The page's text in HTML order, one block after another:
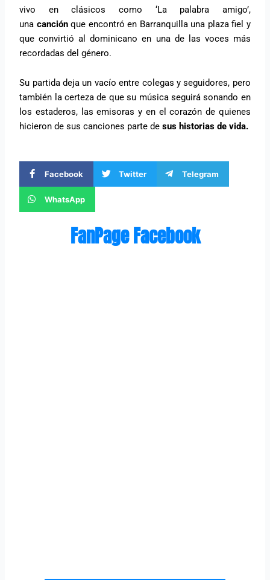
vivo en clásicos como ‘La palabra amigo’,
una canciónque encontró en Barranquilla una plaza fiel y
que convirtió al dominicano en una de las voces más
recordadas del género.
Su partida deja un vacío entre colegas y seguidores, pero
también la certeza de que su música seguirá sonando en
los estaderos, las emisoras y en el corazón de quienes
hicieron de sus canciones parte desus historias de vida.
Facebook Twitter Telegram
WhatsApp
FanPage Facebook